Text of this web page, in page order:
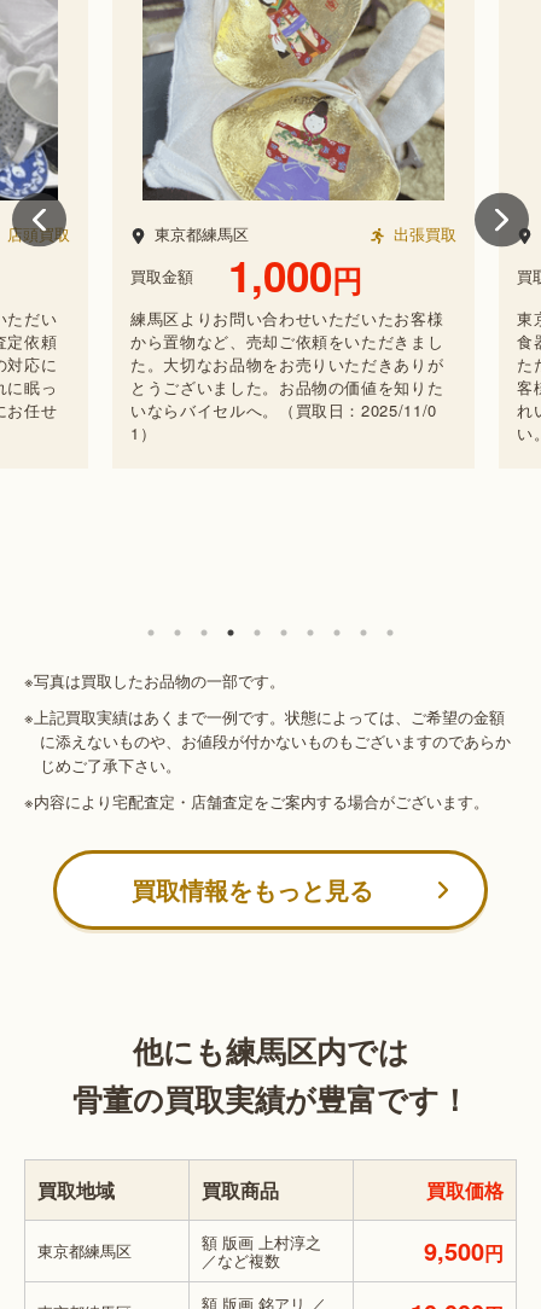
買取
い
頼
に
っ
せ
東京都練馬区
出張買取
買取金額
1,000円
練馬区よりお問い合わせいただいたお客様
から置物など、売却ご依頼をいただきまし
た。大切なお品物をお売りいただきありが
とうございました。お品物の価値を知りた
いならバイセルへ。（買取日：2025/11/0
1）
東
買取
東
食
た
客
れ
い。
※写真は買取したお品物の一部です。
※上記買取実績はあくまで一例です。状態によっては、ご希望の金額
に添えないものや、お値段が付かないものもございますのであらか
じめご了承下さい。
※内容により宅配査定・店舗査定をご案内する場合がございます。
買取情報をもっと見る
他にも練馬区内では
骨董の買取実績が豊富です！
買取地域 買取商品 買取価格
東京都練馬区 額 版画 上村淳之
／など複数 9,500円
額 版画 銘アリ ／